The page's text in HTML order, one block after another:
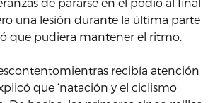
una lesión durante la última parte
que pudiera mantener el ritmo.
recibía atención
que ‘natación y el ciclismo